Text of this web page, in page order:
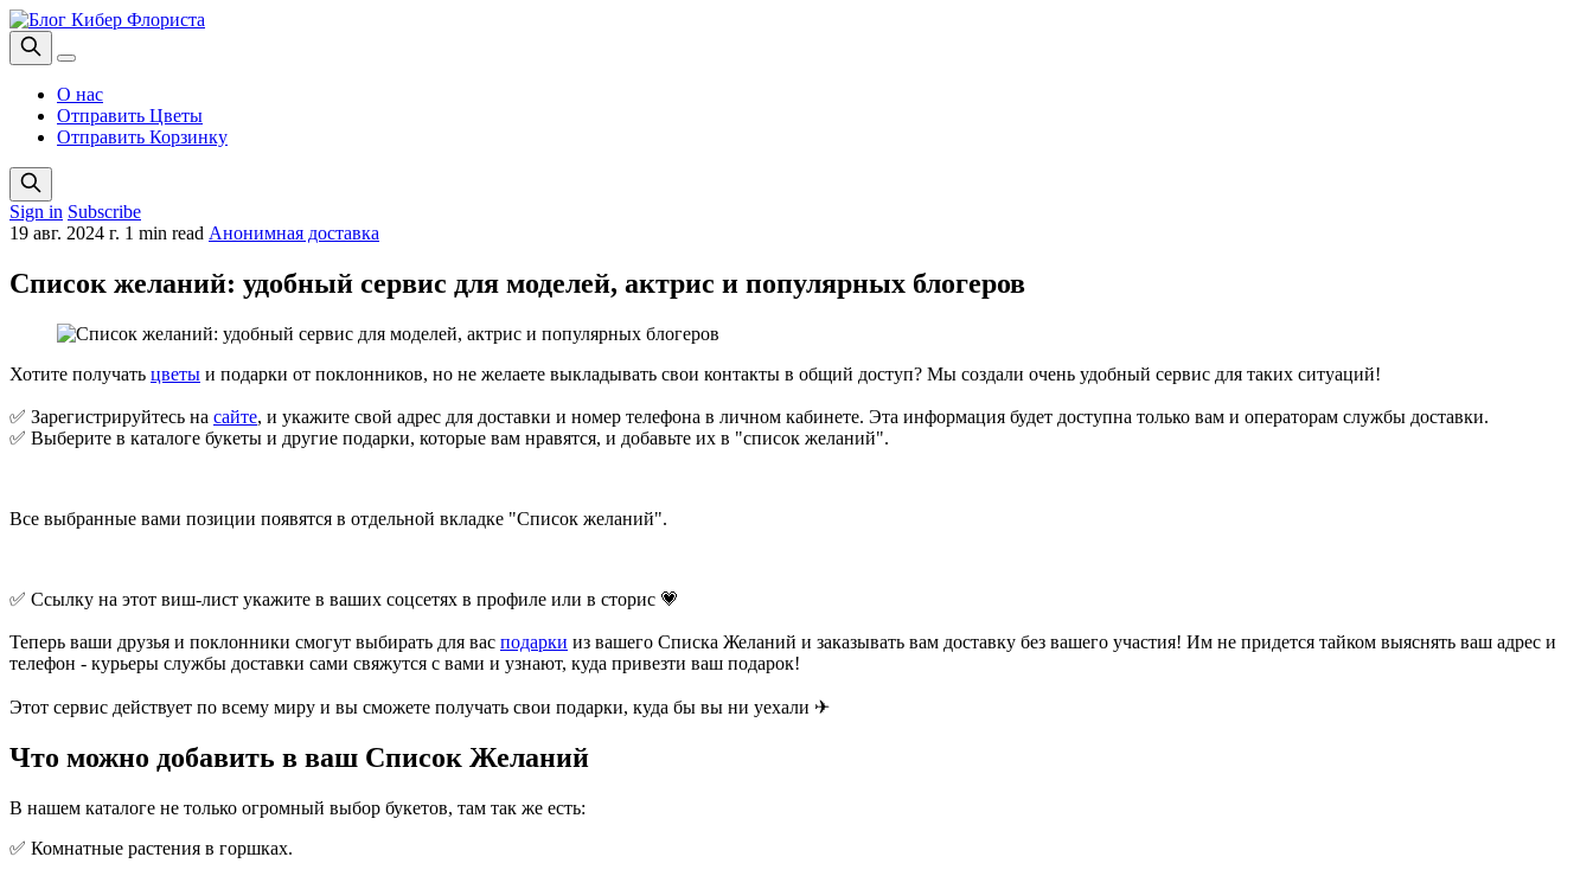
О нас
Отправить Цветы
Отправить Корзинку
Sign in Subscribe
19 авг. 2024 г. 1 min read Анонимная доставка
Список желаний: удобный сервис для моделей, актрис и популярных блогеров
Хотите получать цветы и подарки от поклонников, но не желаете выкладывать свои контакты в общий доступ? Мы создали очень удобный сервис для таких ситуаций!
✅ Зарегистрируйтесь на сайте, и укажите свой адрес для доставки и номер телефона в личном кабинете. Эта информация будет доступна только вам и операторам службы доставки.
✅ Выберите в каталоге букеты и другие подарки, которые вам нравятся, и добавьте их в "список желаний".
Все выбранные вами позиции появятся в отдельной вкладке "Список желаний".
✅ Ссылку на этот виш-лист укажите в ваших соцсетях в профиле или в сторис 💗
Теперь ваши друзья и поклонники смогут выбирать для вас подарки из вашего Списка Желаний и заказывать вам доставку без вашего участия! Им не придется тайком выяснять ваш адрес и
телефон - курьеры службы доставки сами свяжутся с вами и узнают, куда привезти ваш подарок!
Этот сервис действует по всему миру и вы сможете получать свои подарки, куда бы вы ни уехали ✈
Что можно добавить в ваш Список Желаний
В нашем каталоге не только огромный выбор букетов, там так же есть:
✅ Комнатные растения в горшках.